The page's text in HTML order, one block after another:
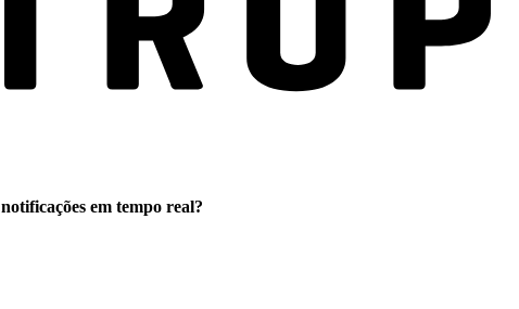
notificações em tempo real?